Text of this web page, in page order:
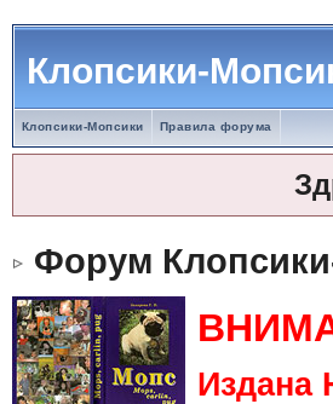
Клопсики-
Клопсики-Мопсики Правила форума
Форум
Издана